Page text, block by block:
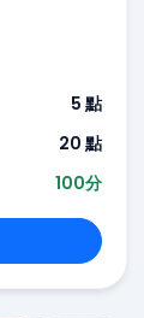
5 點
20 點
100分